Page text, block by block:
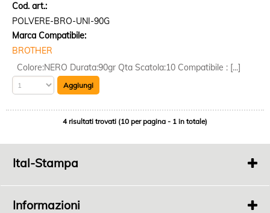
Cod. art.:
POLVERE-BRO-UNI-90G
Marca Compatibile:
BROTHER
Colore:NERO Durata:90gr Qta Scatola:10 Compatibile : [...]
4 risultati trovati (10 per pagina - 1 in totale)
Ital-Stampa
P.I.04198100408
Informazioni